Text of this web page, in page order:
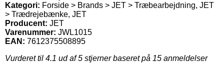
Kategori: Forside > Brands > JET > Træbearbejdning, JET
> Trædrejebænke, JET
Producent: JET
Varenummer: JWL1015
EAN: 7612375508895
Vurderet til 4.1 ud af 5 stjerner baseret på 15 anmeldelser